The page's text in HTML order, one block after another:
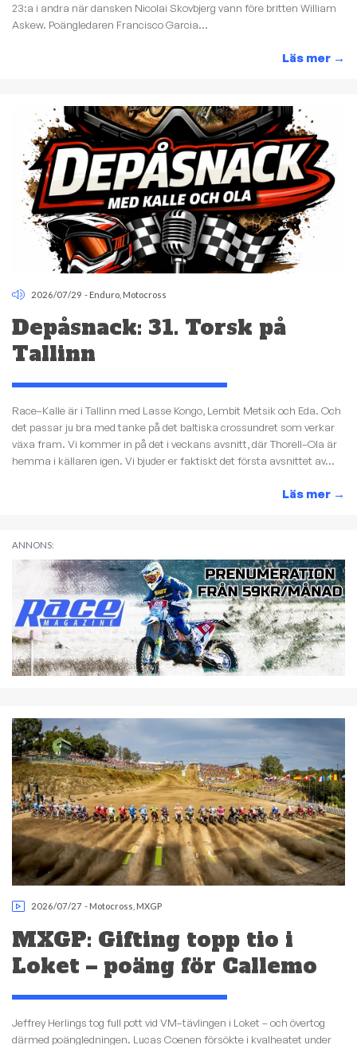
23:a i andra när dansken Nicolai Skovbjerg vann före britten William
Askew. Poängledaren Francisco Garcia...
Läs mer →
2026/07/29 - Enduro Motocross
Depåsnack: 31. Torsk på
Tallinn
Race–Kalle är i Tallinn med Lasse Kongo, Lembit Metsik och Eda. Och
det passar ju bra med tanke på det baltiska crossundret som verkar
växa fram. Vi kommer in på det i veckans avsnitt, där Thorell–Ola är
hemma i källaren igen. Vi bjuder er faktiskt det första avsnittet av...
Läs mer →
ANNONS:
2026/07/27 - Motocross MXGP
MXGP: Gifting topp tio i
Loket – poäng för Callemo
Jeffrey Herlings tog full pott vid VM–tävlingen i Loket – och övertog
därmed poängledningen. Lucas Coenen försökte i kvalheatet under